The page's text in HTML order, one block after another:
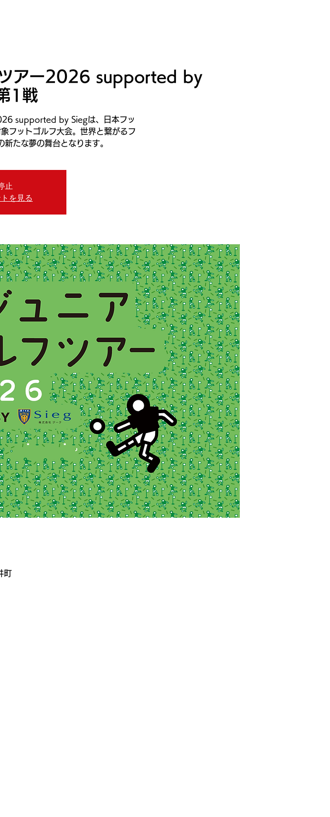
ツアー2026 supported by
1戦
supported by Siegは、日本フッ
フットゴルフ大会。世界と繋がるフ
たな夢の舞台となります。
止
を見る
町